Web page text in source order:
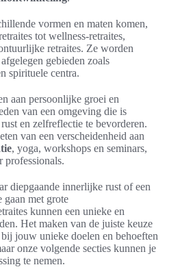
vormen en maten komen,
tot wellness-retraites,
retraites. Ze worden
gebieden zoals
spirituele centra.
aan persoonlijke groei en
van een omgeving die is
en zelfreflectie te bevorderen.
van een verscheidenheid aan
, yoga, workshops en seminars,
professionals.
diepgaande innerlijke rust of een
met grote
kunnen een unieke en
Het maken van de juiste keuze
jouw unieke doelen en behoeften
onze volgende secties kunnen je
te nemen.